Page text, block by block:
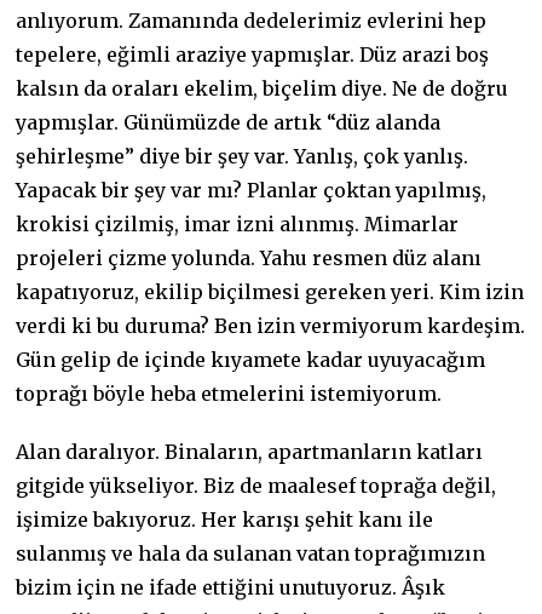
anlıyorum. Zamanında dedelerimiz evlerini hep
tepelere, eğimli araziye yapmışlar. Düz arazi boş
kalsın da oraları ekelim, biçelim diye. Ne de doğru
yapmışlar. Günümüzde de artık “düz alanda
şehirleşme” diye bir şey var. Yanlış, çok yanlış.
Yapacak bir şey var mı? Planlar çoktan yapılmış,
krokisi çizilmiş, imar izni alınmış. Mimarlar
projeleri çizme yolunda. Yahu resmen düz alanı
kapatıyoruz, ekilip biçilmesi gereken yeri. Kim izin
verdi ki bu duruma? Ben izin vermiyorum kardeşim.
Gün gelip de içinde kıyamete kadar uyuyacağım
toprağı böyle heba etmelerini istemiyorum.
Alan daralıyor. Binaların, apartmanların katları
gitgide yükseliyor. Biz de maalesef toprağa değil,
işimize bakıyoruz. Her karışı şehit kanı ile
sulanmış ve hala da sulanan vatan toprağımızın
bizim için ne ifade ettiğini unutuyoruz. Âşık